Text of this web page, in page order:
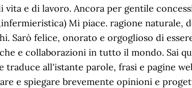
vita e di lavoro. Ancora per gentile
Mi piace. ragione
Sarò felice, onorato e orgoglioso di
e collaborazioni in tutto il mondo. Sai
traduce all'istante parole, frasi e pagine
e spiegare brevemente opinioni e